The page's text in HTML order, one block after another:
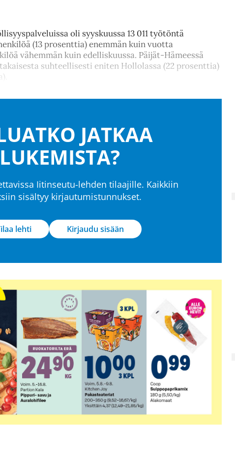
oli syyskuussa 13 011 työtöntä
(13 prosenttia) enemmän kuin vuotta
vähemmän kuin edelliskuussa. Päijät-Hämeessä
suhteellisesti eniten Hollolassa (22 prosenttia)
JATKAA
LUKEMISTA?
Iitinseutu-lehden tilaajille. Kaikkiin
sisältyy kirjautumistunnukset.
lehti Kirjaudu sisään